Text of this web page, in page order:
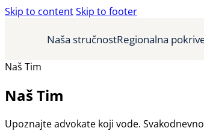
Skip to contentSkip to footer
Naša stručnostRegionalna
Naš Tim
Naš Tim
Upoznajte advokate koji vode.